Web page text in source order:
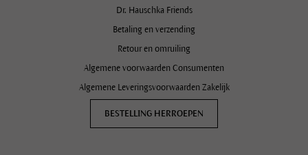
Dr. Hauschka Friends
Betaling en verzending
Retour en omruiling
Algemene voorwaarden Consumenten
Algemene Leveringsvoorwaarden Zakelijk
BESTELLING HERROEPEN